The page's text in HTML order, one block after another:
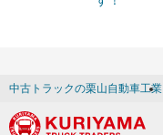
中古トラックの栗山自動車工業